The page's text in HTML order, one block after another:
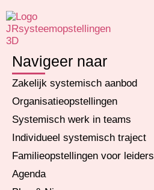
Navigeer naar
Zakelijk systemisch aanbod
Organisatieopstellingen
Systemisch werk in teams
Individueel systemisch traject
Familieopstellingen voor leiders
Agenda